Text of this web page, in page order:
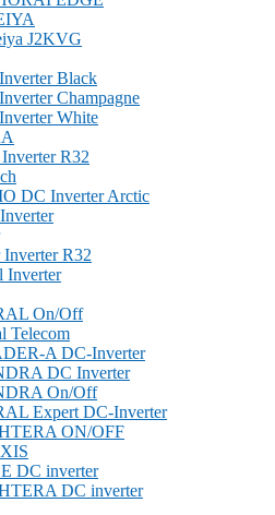
J2KVG
Black
Champagne
White
R32
DC Inverter Arctic
Inverter R32
Inverter
On/Off
Telecom
A DC-Inverter
DC Inverter
On/Off
Expert DC-Inverter
ON/OFF
DC inverter
DC inverter